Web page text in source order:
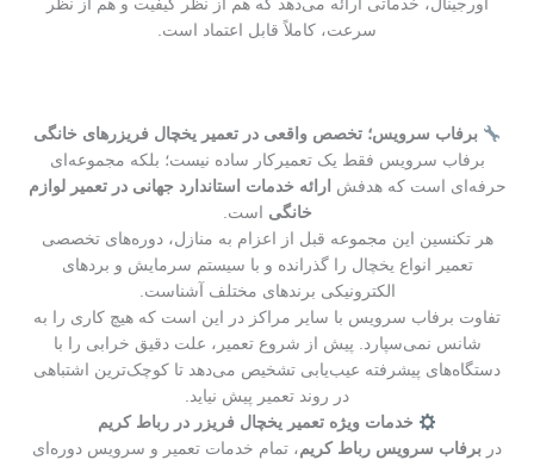
اورجینال، خدماتی ارائه می‌دهد که هم از نظر کیفیت و هم از نظر
سرعت، کاملاً قابل اعتماد است.
برفاب سرویس؛ تخصص واقعی در تعمیر یخچال فریزرهای خانگی
برفاب سرویس فقط یک تعمیرکار ساده نیست؛ بلکه مجموعه‌ای
حرفه‌ای است که هدفش ارائه خدمات استاندارد جهانی در تعمیر لوازم
خانگی است.
هر تکنسین این مجموعه قبل از اعزام به منازل، دوره‌های تخصصی
تعمیر انواع یخچال را گذرانده و با سیستم سرمایش و بردهای
الکترونیکی برندهای مختلف آشناست.
تفاوت برفاب سرویس با سایر مراکز در این است که هیچ کاری را به
شانس نمی‌سپارد. پیش از شروع تعمیر، علت دقیق خرابی را با
دستگاه‌های پیشرفته عیب‌یابی تشخیص می‌دهد تا کوچک‌ترین اشتباهی
در روند تعمیر پیش نیاید.
خدمات ویژه تعمیر یخچال فریزر در رباط کریم
در برفاب سرویس رباط کریم، تمام خدمات تعمیر و سرویس دوره‌ای